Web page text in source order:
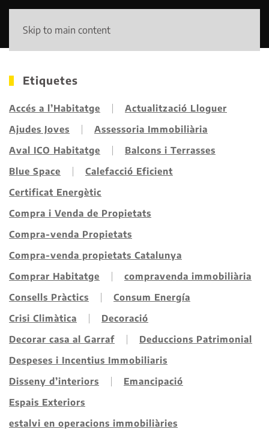
Skip to main content
Etiquetes
Accés a l’Habitatge
Actualització Lloguer
Ajudes Joves
Assessoria Immobiliària
Aval ICO Habitatge
Balcons i Terrasses
Blue Space
Calefacció Eficient
Certificat Energètic
Compra i Venda de Propietats
Compra-venda Propietats
Compra-venda propietats Catalunya
Comprar Habitatge
compravenda immobiliària
Consells Pràctics
Consum Energía
Crisi Climàtica
Decoració
Decorar casa al Garraf
Deduccions Patrimonial
Despeses i Incentius Immobiliaris
Disseny d’interiors
Emancipació
Espais Exteriors
estalvi en operacions immobiliàries